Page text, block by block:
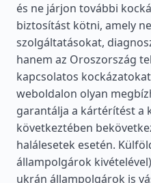
és ne járjon további
biztosítást kötni, amely
szolgáltatásokat,
hanem az Oroszország
kapcsolatos
weboldalon olyan
garantálja a kártérítést a
következtében
halálesetek esetén.
állampolgárok
ukrán állampolgárok is